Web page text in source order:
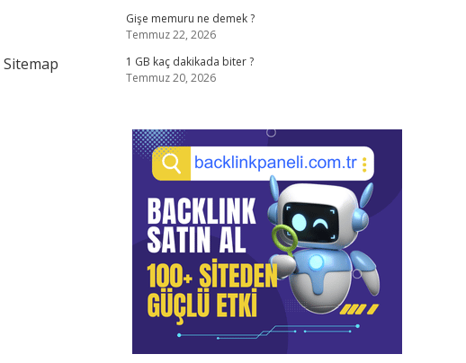
Sitemap
Gişe memuru ne demek ?
Temmuz 22, 2026
1 GB kaç dakikada biter ?
Temmuz 20, 2026